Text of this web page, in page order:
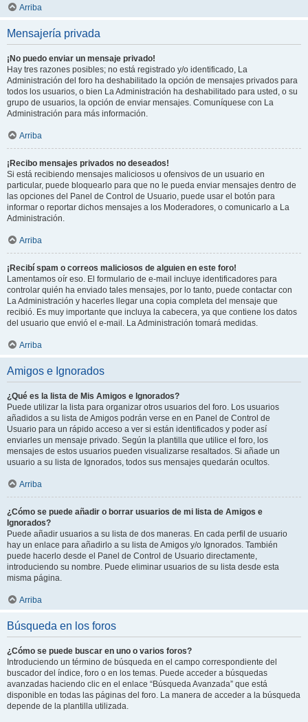
Arriba
Mensajería privada
¡No puedo enviar un mensaje privado!
Hay tres razones posibles; no está registrado y/o identificado, La
Administración del foro ha deshabilitado la opción de mensajes privados para
todos los usuarios, o bien La Administración ha deshabilitado para usted, o su
grupo de usuarios, la opción de enviar mensajes. Comuníquese con La
Administración para más información.
Arriba
¡Recibo mensajes privados no deseados!
Si está recibiendo mensajes maliciosos u ofensivos de un usuario en
particular, puede bloquearlo para que no le pueda enviar mensajes dentro de
las opciones del Panel de Control de Usuario, puede usar el botón para
informar o reportar dichos mensajes a los Moderadores, o comunicarlo a La
Administración.
Arriba
¡Recibí spam o correos maliciosos de alguien en este foro!
Lamentamos oír eso. El formulario de e-mail incluye identificadores para
controlar quién ha enviado tales mensajes, por lo tanto, puede contactar con
La Administración y hacerles llegar una copia completa del mensaje que
recibió. Es muy importante que incluya la cabecera, ya que contiene los datos
del usuario que envió el e-mail. La Administración tomará medidas.
Arriba
Amigos e Ignorados
¿Qué es la lista de Mis Amigos e Ignorados?
Puede utilizar la lista para organizar otros usuarios del foro. Los usuarios
añadidos a su lista de Amigos podrán verse en en Panel de Control de
Usuario para un rápido acceso a ver si están identificados y poder así
enviarles un mensaje privado. Según la plantilla que utilice el foro, los
mensajes de estos usuarios pueden visualizarse resaltados. Si añade un
usuario a su lista de Ignorados, todos sus mensajes quedarán ocultos.
Arriba
¿Cómo se puede añadir o borrar usuarios de mi lista de Amigos e
Ignorados?
Puede añadir usuarios a su lista de dos maneras. En cada perfil de usuario
hay un enlace para añadirlo a su lista de Amigos y/o Ignorados. También
puede hacerlo desde el Panel de Control de Usuario directamente,
introduciendo su nombre. Puede eliminar usuarios de su lista desde esta
misma página.
Arriba
Búsqueda en los foros
¿Cómo se puede buscar en uno o varios foros?
Introduciendo un término de búsqueda en el campo correspondiente del
buscador del índice, foro o en los temas. Puede acceder a búsquedas
avanzadas haciendo clic en el enlace “Búsqueda Avanzada” que está
disponible en todas las páginas del foro. La manera de acceder a la búsqueda
depende de la plantilla utilizada.